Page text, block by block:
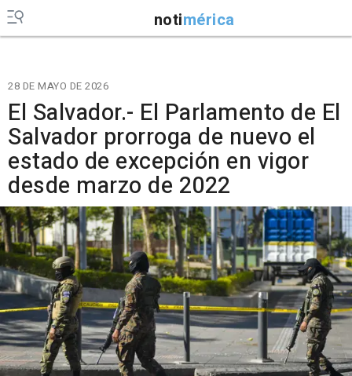
notimérica
28 DE MAYO DE 2026
El Salvador.- El Parlamento de El
Salvador prorroga de nuevo el
estado de excepción en vigor
desde marzo de 2022